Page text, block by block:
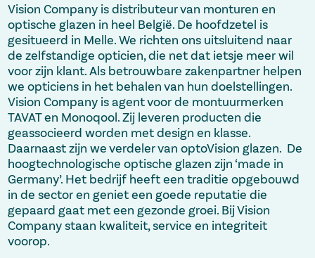
ZOEK OPTIEKZAAK
TRENDS
CONTACT
VISION SUPPORT
NL EN FR
Vision Company is distributeur van monturen en
optische glazen in heel België. De hoofdzetel is
gesitueerd in Melle. We richten ons uitsluitend naar
de zelfstandige opticien, die net dat ietsje meer wil
voor zijn klant. Als betrouwbare zakenpartner helpen
we opticiens in het behalen van hun doelstellingen.
Vision Company is agent voor de montuurmerken
TAVAT en Monoqool. Zij leveren producten die
geassocieerd worden met design en klasse.
Daarnaast zijn we verdeler van optoVision glazen. De
hoogtechnologische optische glazen zijn ‘made in
Germany’. Het bedrijf heeft een traditie opgebouwd
in de sector en geniet een goede reputatie die
gepaard gaat met een gezonde groei. Bij Vision
Company staan kwaliteit, service en integriteit
voorop.